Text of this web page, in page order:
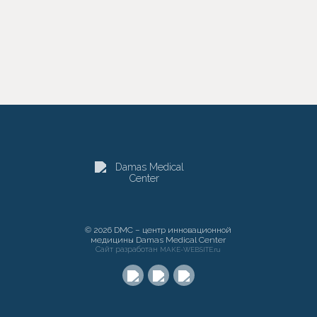
© 2026 DMC – центр инновационной
медицины Damas Medical Center
Сайт разработан MAKE-WEBSITE.ru